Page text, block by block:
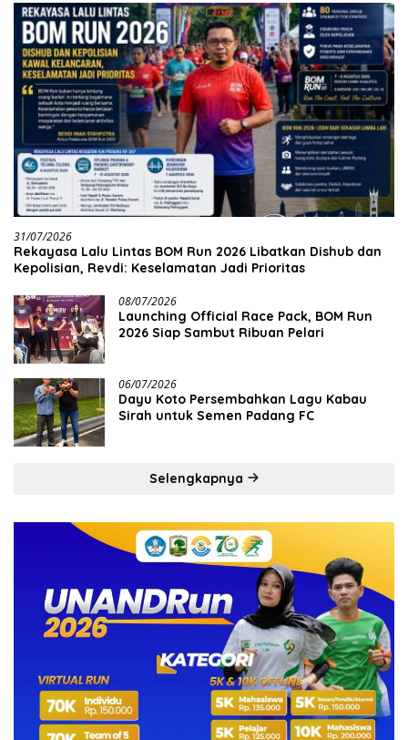
31/07/2026
Rekayasa Lalu Lintas BOM Run 2026 Libatkan Dishub dan
Kepolisian, Revdi: Keselamatan Jadi Prioritas
08/07/2026
Launching Official Race Pack, BOM Run
2026 Siap Sambut Ribuan Pelari
06/07/2026
Dayu Koto Persembahkan Lagu Kabau
Sirah untuk Semen Padang FC
Selengkapnya